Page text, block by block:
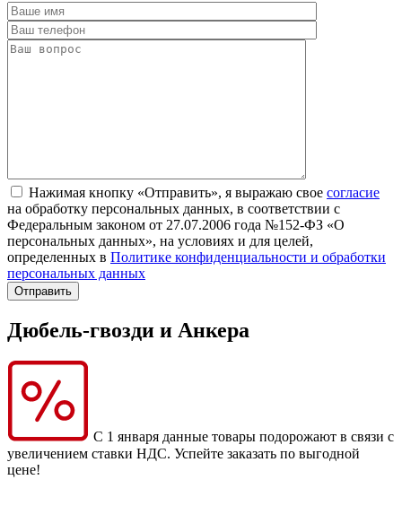
Нажимая кнопку «Отправить», я выражаю свое согласие
на обработку персональных данных, в соответствии с
Федеральным законом от 27.07.2006 года №152-ФЗ «О
персональных данных», на условиях и для целей,
определенных в Политике конфиденциальности и обработки
персональных данных
Дюбель-гвозди и Анкера
С 1 января данные товары подорожают в связи с
увеличением ставки НДС. Успейте заказать по выгодной
цене!